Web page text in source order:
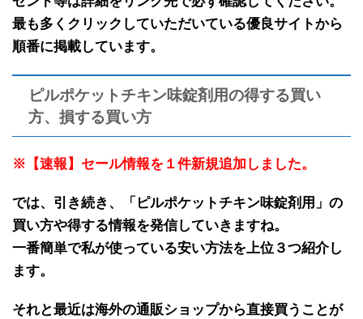
最も多くクリックしていただいている優良サイトから
順番に掲載しています。
ピルポケットチキン味錠剤用の得する買い
方、損する買い方
※【速報】セール情報を１件新規追加しました。
では、引き続き、「 ピルポケットチキン味錠剤用 」の
買い方や得する情報を発信していきますね。
一番簡単で私が使っている安い方法を上位３つ紹介し
ます。
それと最近は海外の通販ショップから直接買うことが